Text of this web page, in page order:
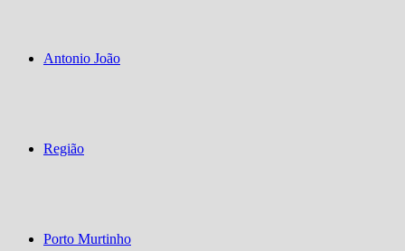
Antonio João
Região
Porto Murtinho